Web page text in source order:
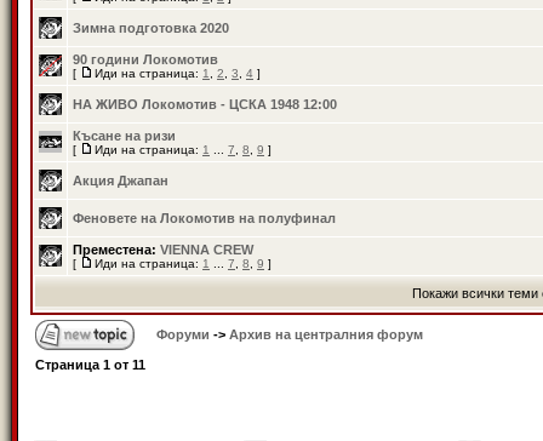
Зимна подготовка 2020
90 години Локомотив
[ Иди на страница: 1 2 3 4 ]
НА ЖИВО Локомотив - ЦСКА 1948 12:00
Късане на ризи
[ Иди на страница: 1 7 8 9 ]
Акция Джапан
Феновете на Локомотив на полуфинал
Преместена: VIENNA CREW
[ Иди на страница: 1 7 8 9 ]
Покажи всички теми
Форуми -> Архив на централния форум
Страница 1 от 11